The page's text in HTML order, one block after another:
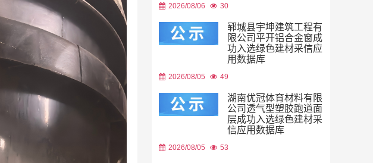
2026/08/06 30
郓城县宇坤建筑工程有
限公司平开铝合金窗成
功入选绿色建材采信应
用数据库
2026/08/05 49
湖南优冠体育材料有限
公司透气型塑胶跑道面
层成功入选绿色建材采
信应用数据库
2026/08/05 53